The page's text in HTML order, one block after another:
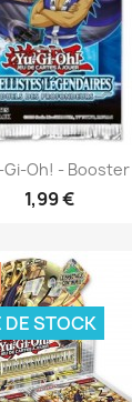
Gi-Oh! -
1,99 €
DE STOCK